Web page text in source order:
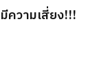
ความเสี่ยง!!!